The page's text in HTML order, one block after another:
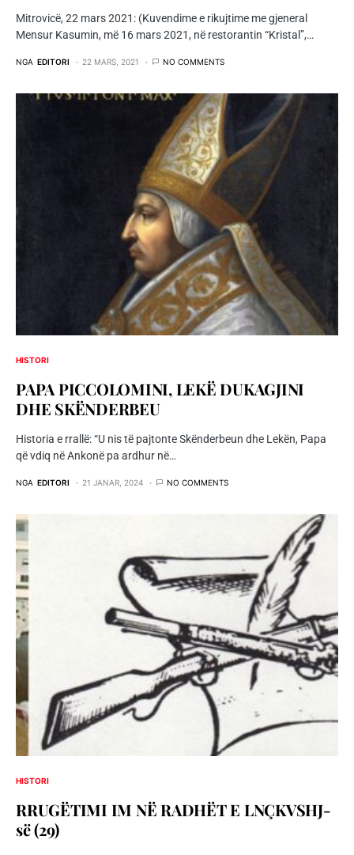
Mitrovicë, 22 mars 2021: (Kuvendime e rikujtime me gjeneral
Mensur Kasumin, më 16 mars 2021, në restorantin “Kristal”,…
NGA EDITORI 22 MARS, 2021 NO COMMENTS
HISTORI
PAPA PICCOLOMINI, LEKË DUKAGJINI
DHE SKËNDERBEU
Historia e rrallë: “U nis të pajtonte Skënderbeun dhe Lekën, Papa
që vdiq në Ankonë pa ardhur në…
NGA EDITORI 21 JANAR, 2024 NO COMMENTS
HISTORI
RRUGËTIMI IM NË RADHËT E LNÇKVSHJ-
së (29)